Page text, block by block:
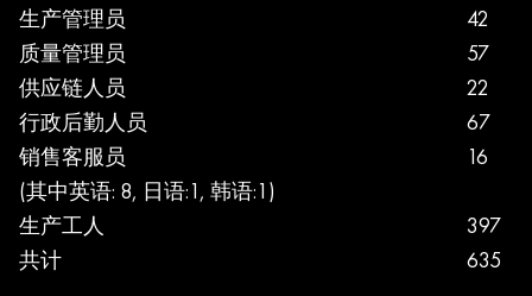
生产管理员
42
质量管理员
57
供应链人员
22
行政后勤人员
67
销售客服员
16
(其中英语: 8, 日语:1, 韩语:1)
生产工人
397
共计
635